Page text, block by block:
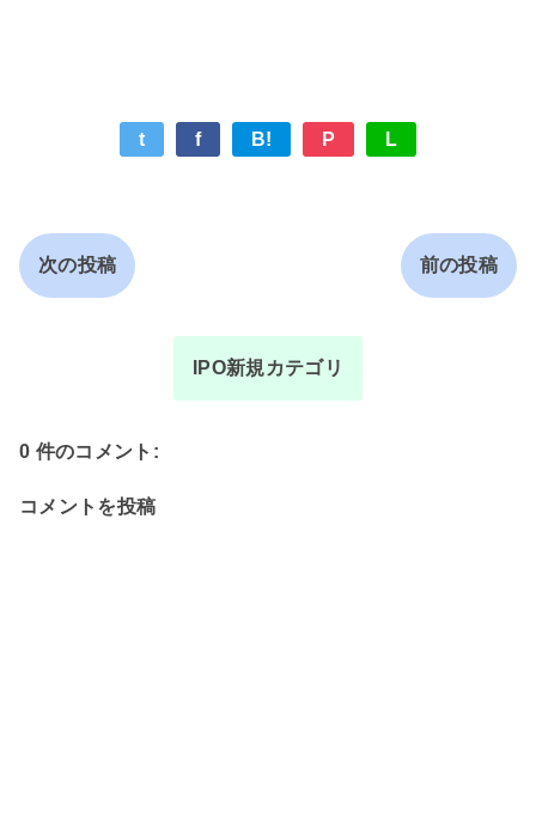
t f B! P L
次の投稿 前の投稿
IPO新規カテゴリ
0 件のコメント:
コメントを投稿